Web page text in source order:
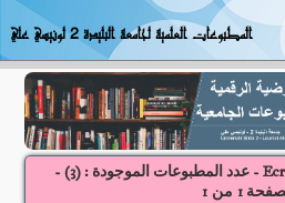
المطبوعات العلمية لجامعة البليدة 2 لونيسي علي
3
) -
1 من 1